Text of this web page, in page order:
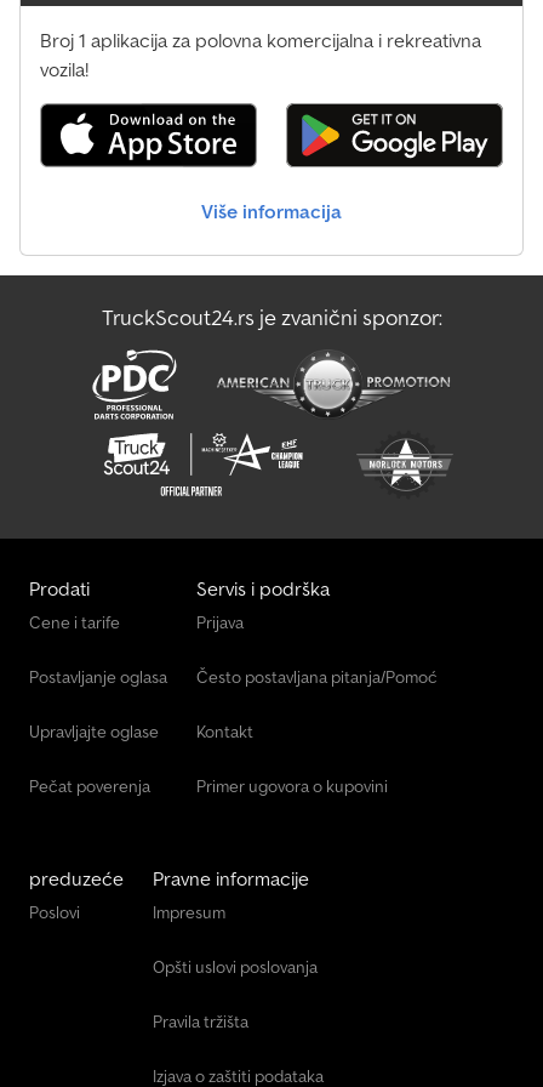
asistencije: prepoznavanje saobraćajnih znakova, kabina: pokretni
ulaz kabine, vešanje: prednje opruge 9,0 t, 4 lista, funkcija daljinske
provere stanja online, vozilo bez prikolničke kočnice, vozilo bez
vučne kuke, ograničavač brzine, menjač 16-stepeni – tip G 280-16,
zaključavanje menjača nezavisno od menjača, zadnja osovina
zupčanik 300, blatobran u 3 dela, blatobran u 3 dela sa zaštitom od
rashladna kutija / frižider, rashladni kapacitet za tople klimatske
osovina 9 t, vezana, navigacioni sistem, PTO (uzimanje snage) -
podesivi specijalni modul, međuosovinski razmak 4.200 mm, zadnji
prepust šasije 1.650 mm, senzor za kišu, akustični i svetlosni (spolja)
uređaj za upozorenje pri vožnji unazad, dodatni ključ sa daljinskim
upravljačem (2), automatski osigurač, presvlaka/sedišta: suvozačko
sedište od velura, presvlaka/sedišta: vozačko sedište od velura,
sedišta u kabini: rukonasloni obostrano na suvozačkom sedištu,
sedišta u kabini: suvozačko komforno sedište na vazdušno
oslanjanje, sedišta u kabini: vozačko komforno sedište na
utičnica 12V, utičnica 24V / 25A u suvozačkom prostoru za noge,
predpriprema za 4 kamere okoline (prikaz u vozilu), predpriprema
za dodatna radna svetla, dvostruka spojka, hladnjak za ulje
Broj 1 aplikacija za polovna komercijalna i rekreativna
vozila!
Više informacija
TruckScout24.rs je zvanični sponzor:
Prodati
Cene i tarife
Postavljanje oglasa
Upravljajte oglase
Pečat poverenja
Servis i podrška
Prijava
Često postavljana pitanja/Pomoć
Kontakt
Primer ugovora o kupovini
preduzeće
Poslovi
Pravne informacije
Impresum
Opšti uslovi poslovanja
Pravila tržišta
Izjava o zaštiti podataka